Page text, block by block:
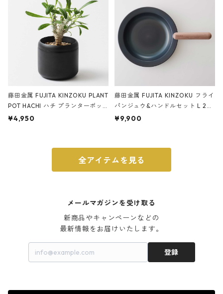
藤田金属 FUJITA KINZOKU PLANT
POT HACHI ハチ プランターポッ
ト 3号 ブラック
¥4,950
藤田金属 FUJITA KINZOKU フライ
パンジュウ&ハンドルセット L 24c
m ガス火・IH対応 鉄フライパン
¥9,900
全アイテムを見る
メールマガジンを受け取る
新商品やキャンペーンなどの
最新情報をお届けいたします。
登録